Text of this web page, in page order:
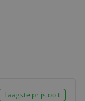
Laagste prijs ooit